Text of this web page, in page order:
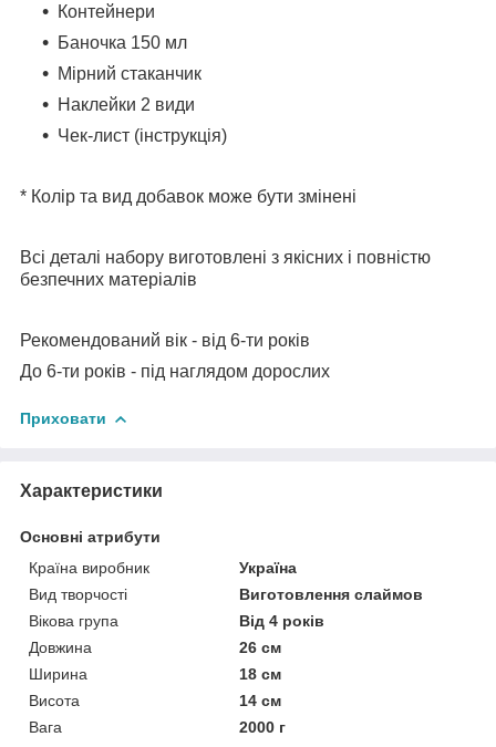
Контейнери
Баночка 150 мл
Мірний стаканчик
Наклейки 2 види
Чек-лист (інструкція)
* Колір та вид добавок може бути змінені
Всі деталі набору виготовлені з якісних і повністю
безпечних матеріалів
Рекомендований вік - від 6-ти років
До 6-ти років - під наглядом дорослих
Приховати
Характеристики
Основні атрибути
Країна виробник
Україна
Вид творчості
Виготовлення слаймов
Вікова група
Від 4 років
Довжина
26 см
Ширина
18 см
Висота
14 см
Вага
2000 г